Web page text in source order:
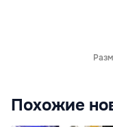
Похожие